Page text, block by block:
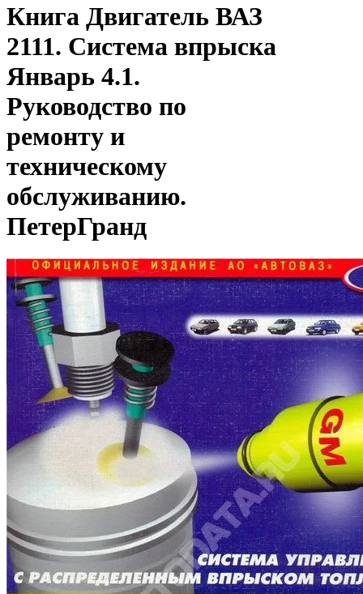
Книга Двигатель ВАЗ
2111. Система впрыска
Январь 4.1.
Руководство по
ремонту и
техническому
обслуживанию.
ПетерГранд